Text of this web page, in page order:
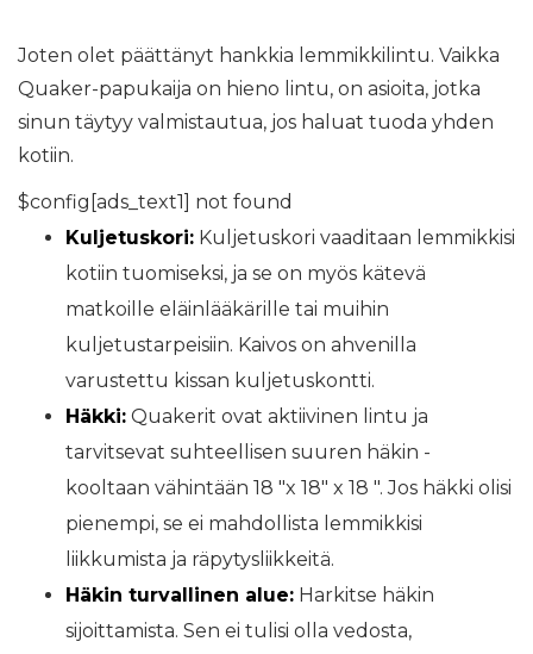
Joten olet päättänyt hankkia lemmikkilintu. Vaikka
Quaker-papukaija on hieno lintu, on asioita, jotka
sinun täytyy valmistautua, jos haluat tuoda yhden
kotiin.
$config[ads_text1] not found
Kuljetuskori: Kuljetuskori vaaditaan lemmikkisi
kotiin tuomiseksi, ja se on myös kätevä
matkoille eläinlääkärille tai muihin
kuljetustarpeisiin. Kaivos on ahvenilla
varustettu kissan kuljetuskontti.
Häkki: Quakerit ovat aktiivinen lintu ja
tarvitsevat suhteellisen suuren häkin -
kooltaan vähintään 18 "x 18" x 18 ". Jos häkki olisi
pienempi, se ei mahdollista lemmikkisi
liikkumista ja räpytysliikkeitä.
Häkin turvallinen alue: Harkitse häkin
sijoittamista. Sen ei tulisi olla vedosta,